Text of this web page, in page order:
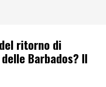
ritorno di
Barbados? Il